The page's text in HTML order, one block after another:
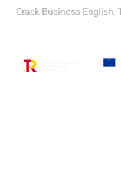
Crack Business